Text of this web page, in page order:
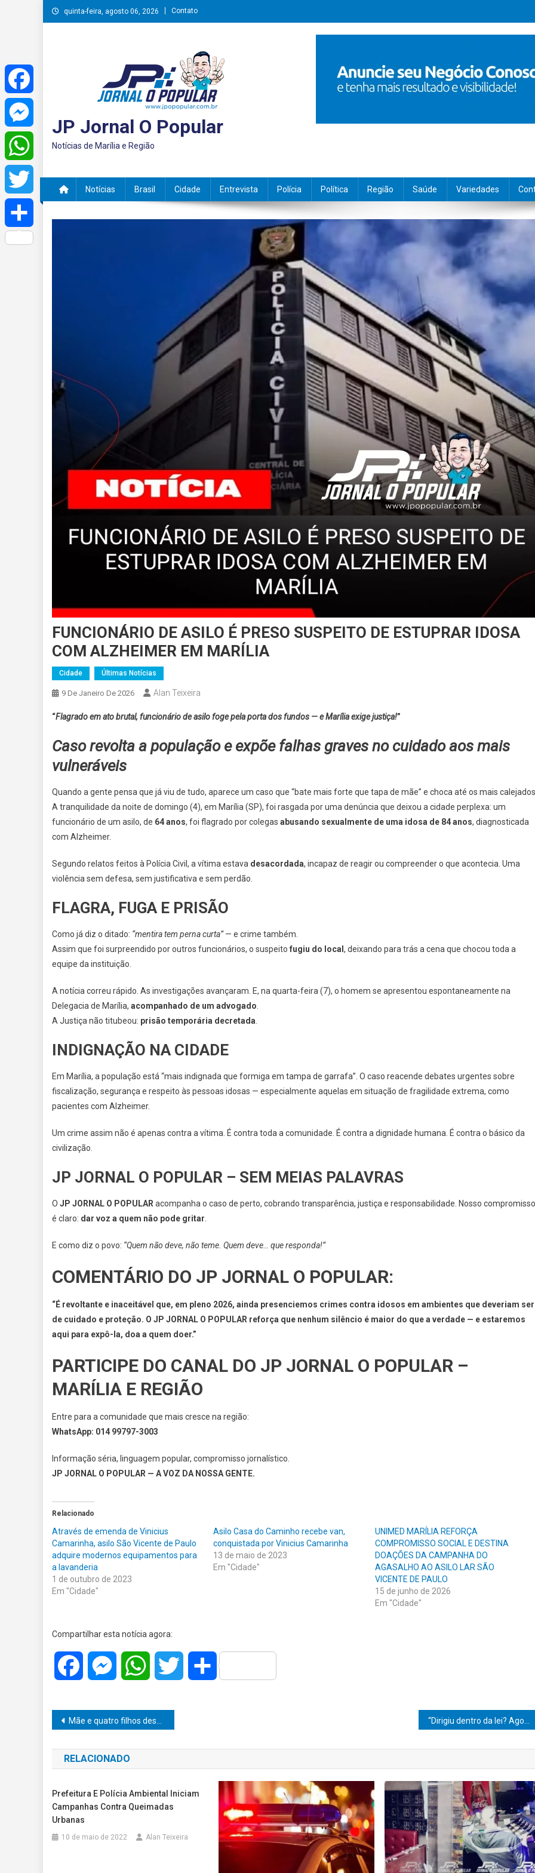
Skip
to
quinta-feira, agosto 06, 2026 Contato
JP Jornal O Popular
Notícias de Marília e Região
Notícias Brasil Cidade Entrevista Polícia Política Região Saúde Variedades
FUNCIONÁRIO DE ASILO É PRESO SUSPEITO DE ESTUPRAR IDOSA
COM ALZHEIMER EM MARÍLIA
Cidade Últimas Notícias
9 De Janeiro De 2026 Alan Teixeira
“Flagrado em ato brutal, funcionário de asilo foge pela porta dos fundos — e Marília exige justiça!”
Caso revolta a população e expõe falhas graves no cuidado aos mais
vulneráveis
Quando a gente pensa que já viu de tudo, aparece um caso que “bate mais forte que tapa de mãe” e choca até os mais
A tranquilidade da noite de domingo (4), em Marília (SP), foi rasgada por uma denúncia que deixou a cidade perplexa: um
funcionário de um asilo, de 64 anos, foi flagrado por colegas abusando sexualmente de uma idosa de 84 anos, diagnosticada
com Alzheimer.
Segundo relatos feitos à Polícia Civil, a vítima estava desacordada, incapaz de reagir ou compreender o que acontecia. Uma
violência sem defesa, sem justificativa e sem perdão.
FLAGRA, FUGA E PRISÃO
Como já diz o ditado: “mentira tem perna curta”— e crime também.
Assim que foi surpreendido por outros funcionários, o suspeito fugiu do local , deixando para trás a cena que chocou toda a
equipe da instituição.
A notícia correu rápido. As investigações avançaram. E, na quarta-feira (7), o homem se apresentou espontaneamente na
Delegacia de Marília, acompanhado de um advogado.
A Justiça não titubeou: prisão temporária decretada.
INDIGNAÇÃO NA CIDADE
Em Marília, a população está “mais indignada que formiga em tampa de garrafa”. O caso reacende debates urgentes sobre
fiscalização, segurança e respeito às pessoas idosas — especialmente aquelas em situação de fragilidade extrema, como
pacientes com Alzheimer.
Um crime assim não é apenas contra a vítima. É contra toda a comunidade. É contra a dignidade humana. É contra o básico da
civilização.
JP JORNAL O POPULAR – SEM MEIAS PALAVRAS
O JP JORNAL O POPULARacompanha o caso de perto, cobrando transparência, justiça e responsabilidade. Nosso compromisso
é claro: dar voz a quem não pode gritar.
E como diz o povo: “Quem não deve, não teme. Quem deve… que responda!”
COMENTÁRIO DO JP JORNAL O POPULAR:
“É revoltante e inaceitável que, em pleno 2026, ainda presenciemos crimes contra idosos em ambientes que deveriam ser
de cuidado e proteção. O JP JORNAL O POPULAR reforça que nenhum silêncio é maior do que a verdade — e estaremos
aqui para expô-la, doa a quem doer.”
PARTICIPE DO CANAL DO JP JORNAL O POPULAR –
MARÍLIA E REGIÃO
Entre para a comunidade que mais cresce na região:
WhatsApp: 014 99797-3003
Informação séria, linguagem popular, compromisso jornalístico.
JP JORNAL O POPULAR — A VOZ DA NOSSA GENTE.
Relacionado
Através de emenda de Vinicius
Camarinha, asilo São Vicente de Paulo
adquire modernos equipamentos para
a lavanderia
1 de outubro de 2023
Em "Cidade"
Asilo Casa do Caminho recebe van,
conquistada por Vinicius Camarinha
13 de maio de 2023
Em "Cidade"
UNIMED MARÍLIA REFORÇA
COMPROMISSO SOCIAL E DESTINA
DOAÇÕES DA CAMPANHA DO
AGASALHO AO ASILO LAR SÃO
VICENTE DE PAULO
15 de junho de 2026
Em "Cidade"
Compartilhar esta notícia agora:
Facebook MessengerWhatsAppTwitter Share
Navegação
de
Post
Mãe e quatro filhos desaparecem em Garça: Polícia intensifica buscas “Dirigiu dentro da lei? Agora a CNH se renova sozinha”
RELACIONADO
Prefeitura E Polícia Ambiental Iniciam
Campanhas Contra Queimadas
Urbanas
10 de maio de 2022 Alan Teixeira
Facebook
Messenger
WhatsApp
Twitter
Share